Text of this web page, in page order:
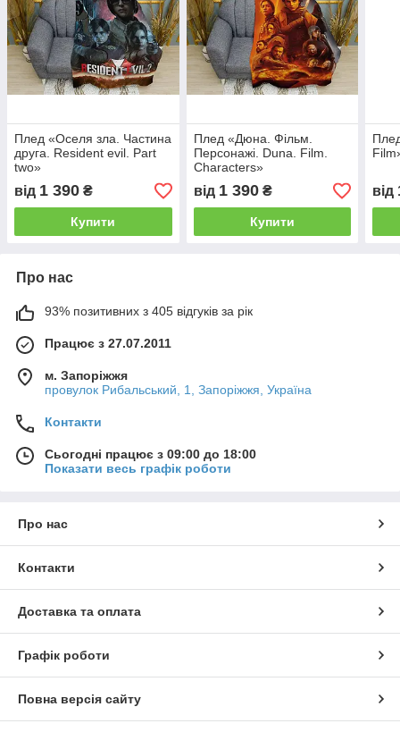
Плед «Оселя зла. Частина
друга. Resident evil. Part
two»
від 1 390 ₴
Купити
Плед «Дюна. Фільм.
Персонажі. Duna. Film.
Characters»
від 1 390₴
Купити
від
Про нас
93% позитивних з 405 відгуків за рік
Працює з 27.07.2011
м. Запоріжжя
провулок Рибальський, 1, Запоріжжя, Україна
Контакти
Сьогодні працює з 09:00 до 18:00
Показати весь графік роботи
Про нас
Контакти
Доставка та оплата
Графік роботи
Повна версія сайту